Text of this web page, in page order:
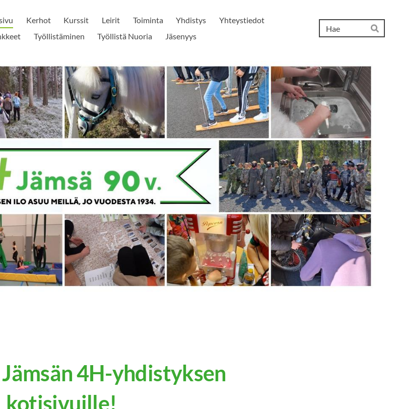
Kerhot Kurssit Leirit Toiminta Yhdistys
Yhteystiedot
Työllistäminen Työllistä Nuoria Jäsenyys Hae
4H-yhdistyksen
kotisivuille!